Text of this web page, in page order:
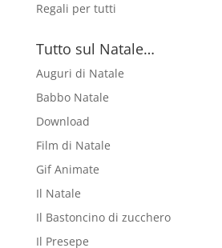
Regali per tutti
Tutto sul Natale…
Auguri di Natale
Babbo Natale
Download
Film di Natale
Gif Animate
Il Natale
Il Bastoncino di zucchero
Il Presepe